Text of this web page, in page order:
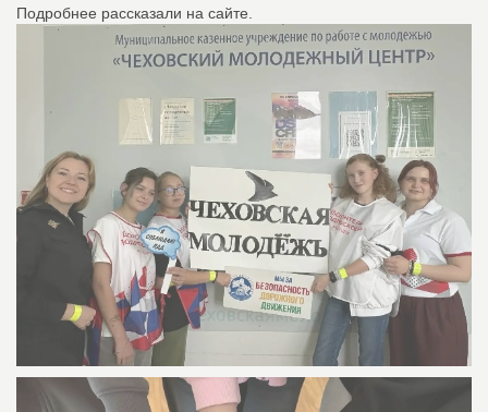
Подробнее рассказали на сайте.